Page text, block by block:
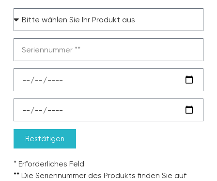
Bestätigen
* Erforderliches Feld
** Die Seriennummer des Produkts finden Sie auf